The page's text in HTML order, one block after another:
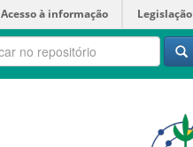
Acesso à informação Legislação